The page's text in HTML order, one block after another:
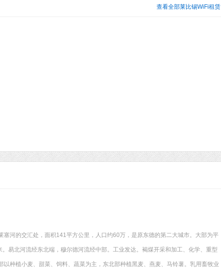
查看全部莱比锡WiFi租赁
河的交汇处，面积141平方公里，人口约60万，是原东德的第二大城市。大部为平
易北河流经东北端，穆尔德河流经中部。工业发达。褐煤开采和加工、化学、重型
种植小麦、甜菜、饲料、蔬菜为主，东北部种植黑麦、燕麦、马铃薯。乳用畜牧业